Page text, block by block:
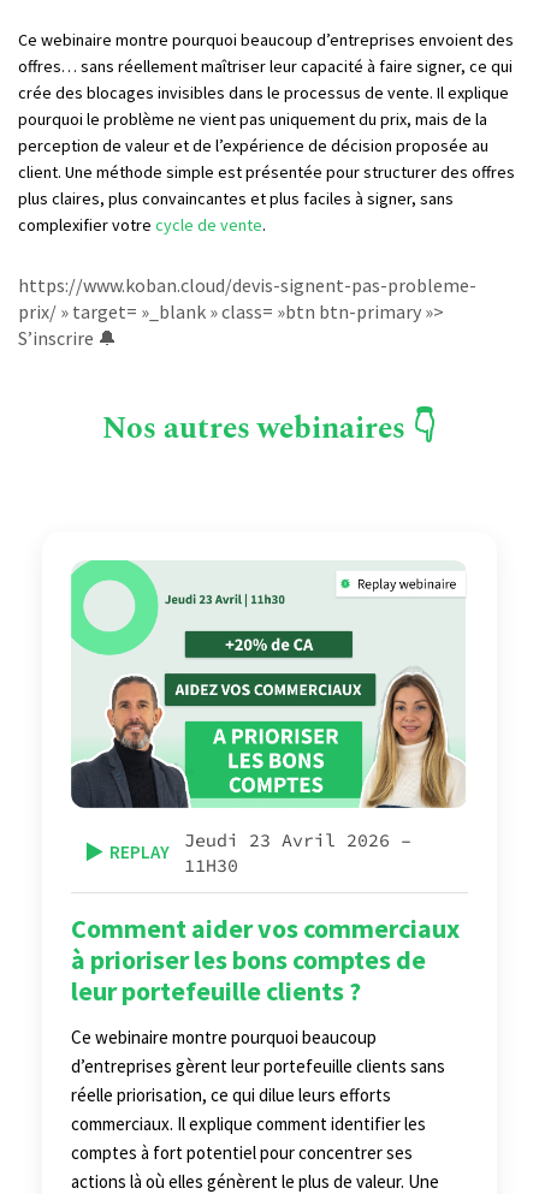
Ce webinaire montre pourquoi beaucoup d’entreprises envoient des
offres… sans réellement maîtriser leur capacité à faire signer, ce qui
crée des blocages invisibles dans le processus de vente. Il explique
pourquoi le problème ne vient pas uniquement du prix, mais de la
perception de valeur et de l’expérience de décision proposée au
client. Une méthode simple est présentée pour structurer des offres
plus claires, plus convaincantes et plus faciles à signer, sans
complexifier votre cycle de vente.
https://www.koban.cloud/devis-signent-pas-probleme-
prix/ » target= »_blank » class= »btn btn-primary »>
S’inscrire 🔔
Nos autres webinaires 👇
▶️ REPLAY
Jeudi 23 Avril 2026 –
11H30
Comment aider vos commerciaux
à prioriser les bons comptes de
leur portefeuille clients ?
Ce webinaire montre pourquoi beaucoup
d’entreprises gèrent leur portefeuille clients sans
réelle priorisation, ce qui dilue leurs efforts
commerciaux. Il explique comment identifier les
comptes à fort potentiel pour concentrer ses
actions là où elles génèrent le plus de valeur. Une